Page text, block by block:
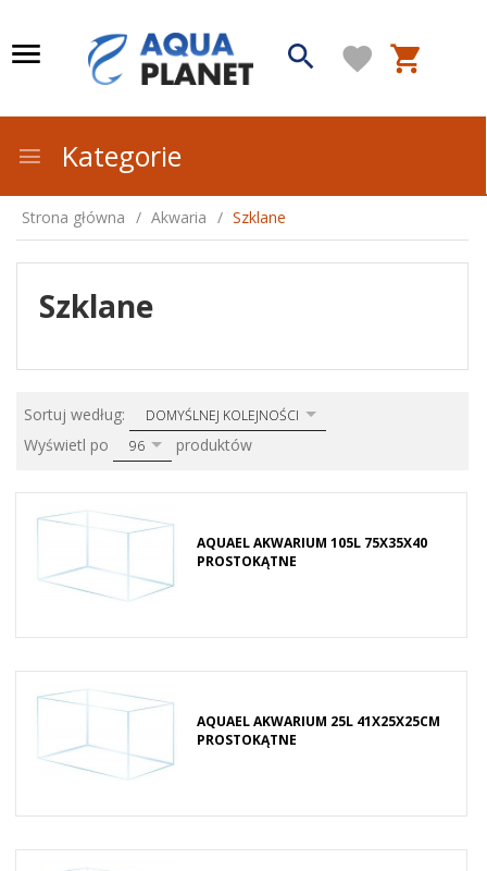
Kategorie
Strona główna Akwaria Szklane
Szklane
Sortuj według: sortDOMYŚLNEJ KOLEJNOŚCI
Wyświetl po pop96 produktów
AQUAEL AKWARIUM 105L 75X35X40
PROSTOKĄTNE
AQUAEL AKWARIUM 25L 41X25X25CM
PROSTOKĄTNE